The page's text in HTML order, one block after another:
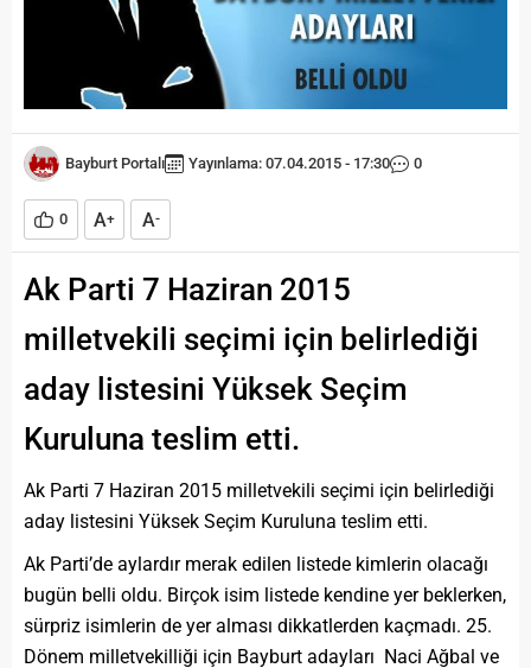
Bayburt Portalı Yayınlama: 07.04.2015 - 17:30 0
0 A+ A-
Ak Parti 7 Haziran 2015
milletvekili seçimi için belirlediği
aday listesini Yüksek Seçim
Kuruluna teslim etti.
Ak Parti 7 Haziran 2015 milletvekili seçimi için belirlediği
aday listesini Yüksek Seçim Kuruluna teslim etti.
Ak Parti’de aylardır merak edilen listede kimlerin olacağı
bugün belli oldu. Birçok isim listede kendine yer beklerken,
sürpriz isimlerin de yer alması dikkatlerden kaçmadı. 25.
Dönem milletvekilliği için Bayburt adayları Naci Ağbal ve